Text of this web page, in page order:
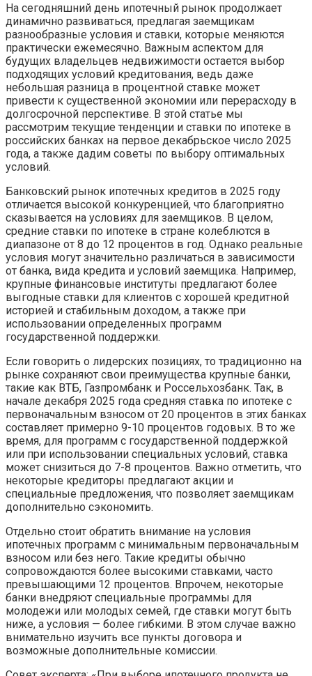
На сегодняшний день ипотечный рынок продолжает
динамично развиваться, предлагая заемщикам
разнообразные условия и ставки, которые меняются
практически ежемесячно. Важным аспектом для
будущих владельцев недвижимости остается выбор
подходящих условий кредитования, ведь даже
небольшая разница в процентной ставке может
привести к существенной экономии или перерасходу в
долгосрочной перспективе. В этой статье мы
рассмотрим текущие тенденции и ставки по ипотеке в
российских банках на первое декабрьское число 2025
года, а также дадим советы по выбору оптимальных
условий.
Банковский рынок ипотечных кредитов в 2025 году
отличается высокой конкуренцией, что благоприятно
сказывается на условиях для заемщиков. В целом,
средние ставки по ипотеке в стране колеблются в
диапазоне от 8 до 12 процентов в год. Однако реальные
условия могут значительно различаться в зависимости
от банка, вида кредита и условий заемщика. Например,
крупные финансовые институты предлагают более
выгодные ставки для клиентов с хорошей кредитной
историей и стабильным доходом, а также при
использовании определенных программ
государственной поддержки.
Если говорить о лидерских позициях, то традиционно на
рынке сохраняют свои преимущества крупные банки,
такие как ВТБ, Газпромбанк и Россельхозбанк. Так, в
начале декабря 2025 года средняя ставка по ипотеке с
первоначальным взносом от 20 процентов в этих банках
составляет примерно 9-10 процентов годовых. В то же
время, для программ с государственной поддержкой
или при использовании специальных условий, ставка
может снизиться до 7-8 процентов. Важно отметить, что
некоторые кредиторы предлагают акции и
специальные предложения, что позволяет заемщикам
дополнительно сэкономить.
Отдельно стоит обратить внимание на условия
ипотечных программ с минимальным первоначальным
взносом или без него. Такие кредиты обычно
сопровождаются более высокими ставками, часто
превышающими 12 процентов. Впрочем, некоторые
банки внедряют специальные программы для
молодежи или молодых семей, где ставки могут быть
ниже, а условия — более гибкими. В этом случае важно
внимательно изучить все пункты договора и
возможные дополнительные комиссии.